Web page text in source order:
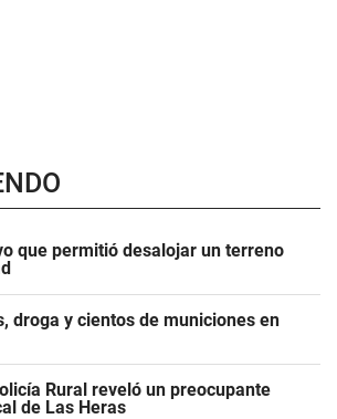
que permitió desalojar un terreno
droga y cientos de municiones en
Rural reveló un preocupante
de Las Heras